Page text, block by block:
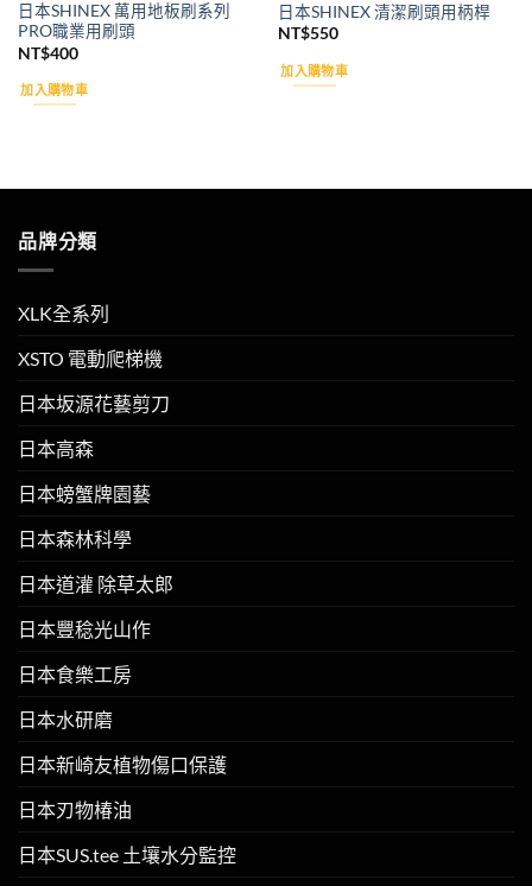
日本SHINEX 萬用地板刷系列
PRO職業用刷頭
NT$400
加入購物車
日本SHINEX 清潔刷頭用柄桿
NT$550
加入購物車
品牌分類
XLK全系列
XSTO 電動爬梯機
日本坂源花藝剪刀
日本高森
日本螃蟹牌園藝
日本森林科學
日本道灌 除草太郎
日本豐稔光山作
日本食樂工房
日本水研磨
日本新崎友植物傷口保護
日本刃物椿油
日本SUS.tee 土壤水分監控